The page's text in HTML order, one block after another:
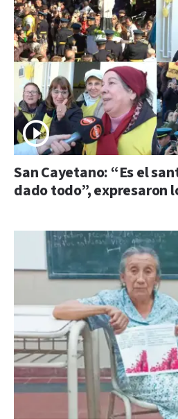
San Cayetano: “Es el
dado todo”, expresaron